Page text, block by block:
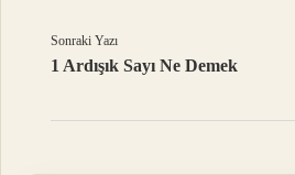
Sonraki Yazı
1 Ardışık Sayı Ne Demek